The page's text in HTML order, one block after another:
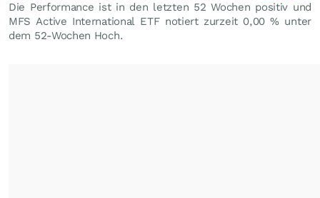
Die Performance ist in den letzten 52 Wochen positiv und
MFS Active International ETF notiert zurzeit 0,00% unter
dem 52-Wochen Hoch.